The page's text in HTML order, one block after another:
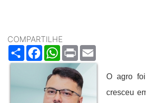
COMPARTILHE
ShareFacebookWhatsApp
Print
O agro
cresceu